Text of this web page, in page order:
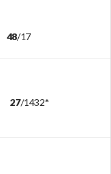
48/17
27/1432*